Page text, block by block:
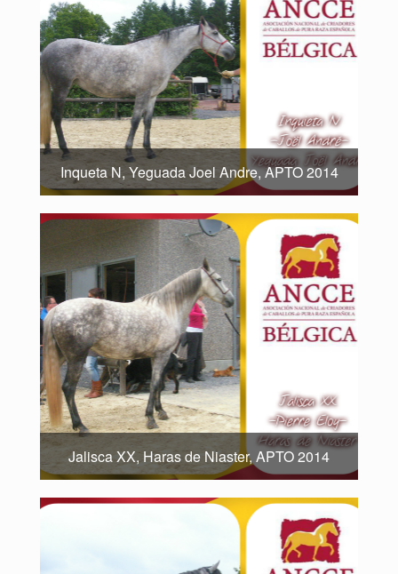
Inqueta N, Yeguada Joel Andre, APTO 2014
Jalisca XX, Haras de Niaster, APTO 2014